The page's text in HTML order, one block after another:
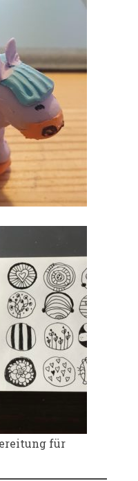
für